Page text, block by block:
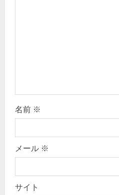
名前 ※
メール ※
サイト